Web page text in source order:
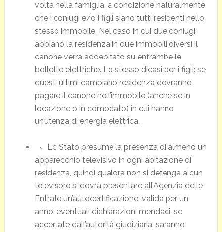
volta nella famiglia, a condizione naturalmente
che i coniugi e/o i figli siano tutti residenti nello
stesso immobile. Nel caso in cui due coniugi
abbiano la residenza in due immobili diversi il
canone verrà addebitato su entrambe le
bollette elettriche. Lo stesso dicasi per i figli: se
questi ultimi cambiano residenza dovranno
pagare il canone nell’immobile (anche se in
locazione o in comodato) in cui hanno
un’utenza di energia elettrica.
Lo Stato presume la presenza di almeno un
apparecchio televisivo in ogni abitazione di
residenza, quindi qualora non si detenga alcun
televisore si dovrà presentare all’Agenzia delle
Entrate un’autocertificazione, valida per un
anno: eventuali dichiarazioni mendaci, se
accertate dall’autorità giudiziaria, saranno